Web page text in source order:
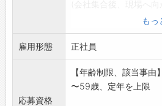
*未経験者(資格取得に
担で支援します)
「変更範囲:変更なし」
※応募される方は、ハ
状」の交付を受けてく
ださい。
もっ
雇用形態 正社員
応募資格
【年齢制限、該当事由】
〜59歳、定年を上限